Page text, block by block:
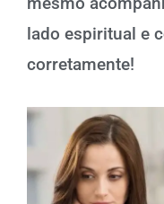
lado espiritual e
corretamente!